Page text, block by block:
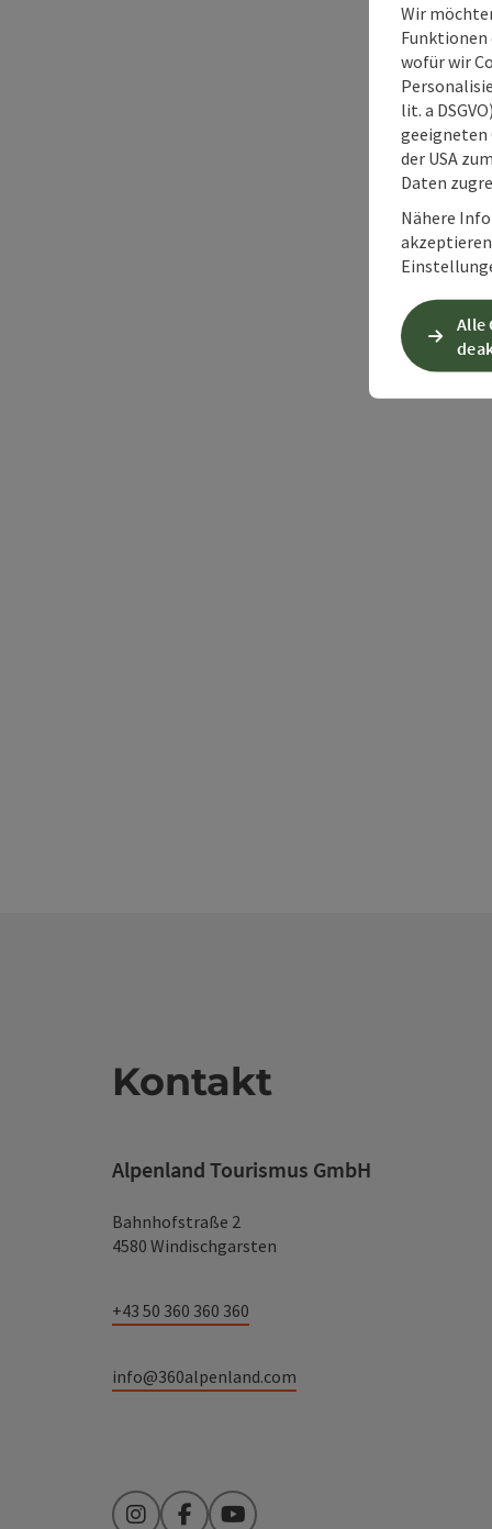
Kontakt
Alpenland Tourismus GmbH
Bahnhofstraße 2
4580 Windischgarsten
+43 50 360 360 360
info@360alpenland.com
Wir
Funktionen
wofür wir
lit. a
geeigneten
der USA
Daten
Nähere
akzeptieren
Alle